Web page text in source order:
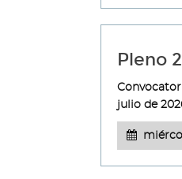
Pleno
julio de